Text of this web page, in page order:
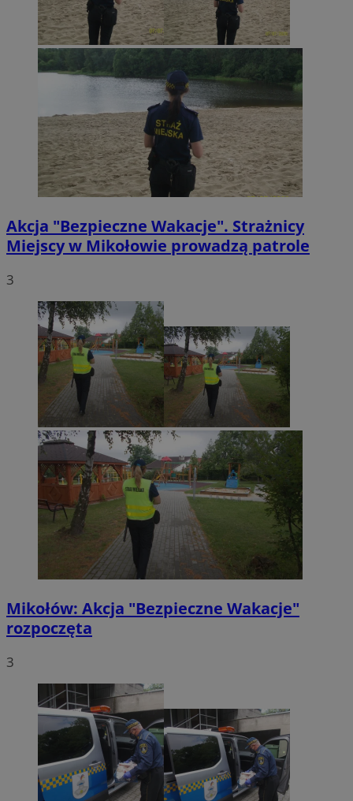
Akcja "Bezpieczne Wakacje". Strażnicy
Miejscy w Mikołowie prowadzą patrole
3
Mikołów: Akcja "Bezpieczne Wakacje"
rozpoczęta
3